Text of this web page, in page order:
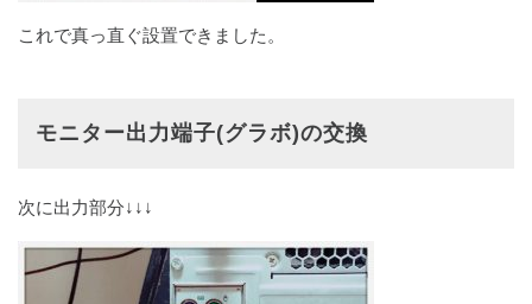
これで真っ直ぐ設置できました。
モニター出力端子(グラボ)の交換
次に出力部分↓↓↓